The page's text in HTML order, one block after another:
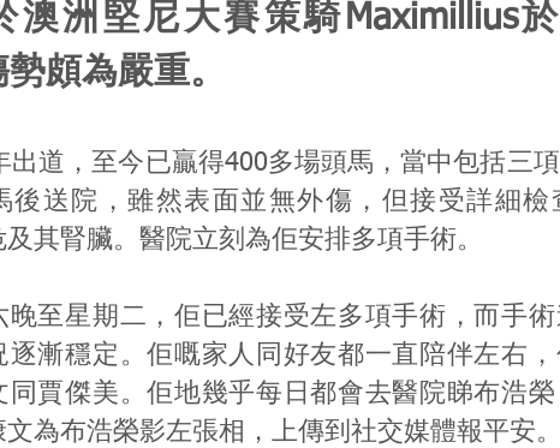
澳洲堅尼大賽策騎Maximillius
頗為嚴重。
出道，至今已贏得400多場頭馬，當中包括三
後送院，雖然表面並無外傷，但接受詳細檢
及其腎臟。醫院立刻為佢安排多項手術。
晚至星期二，佢已經接受左多項手術，而手
逐漸穩定。佢嘅家人同好友都一直陪伴左右
同賈傑美。佢地幾乎每日都會去醫院睇布浩榮
為布浩榮影左張相，上傳到社交媒體報平安。